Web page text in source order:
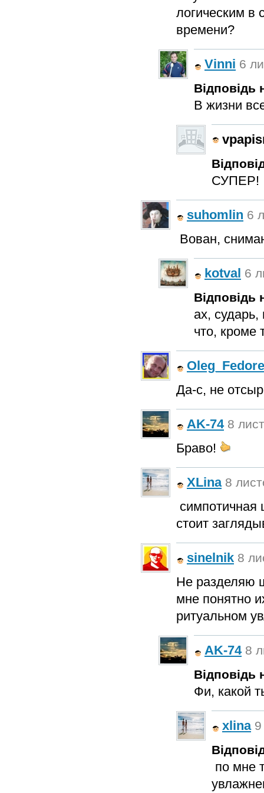
логическим в
времени?
Vinni 6
Відповідь
В жизни
СУПЕР!
suhomlin 6
Вован,
kotval 6
Відповідь
ах,
что, кроме
Да-с, не
AK-74 8
Браво!
XLina 8
симпотичная
стоит
sinelnik 8
Не разделяю
мне понятно
ритуальном
AK-74 8
Відповідь
Фи, какой
xlina
по мне